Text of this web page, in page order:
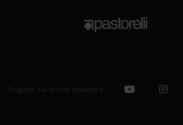
Seguici sui social networks